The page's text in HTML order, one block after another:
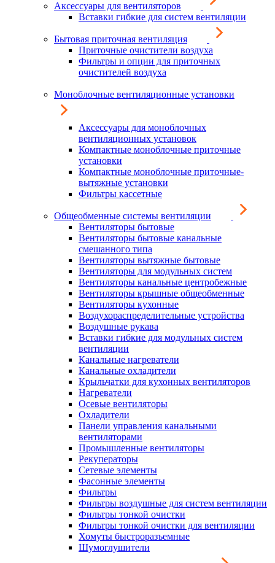
Аксессуары для вентиляторов
Вставки гибкие для систем вентиляции
Бытовая приточная вентиляция
Приточные очистители воздуха
Фильтры и опции для приточных
очистителей воздуха
Моноблочные вентиляционные установки
Аксессуары для моноблочных
вентиляционных установок
Компактные моноблочные приточные
установки
Компактные моноблочные приточные-
вытяжные установки
Фильтры кассетные
Общеобменные системы вентиляции
Вентиляторы бытовые
Вентиляторы бытовые канальные
смешанного типа
Вентиляторы вытяжные бытовые
Вентиляторы для модульных систем
Вентиляторы канальные центробежные
Вентиляторы крышные общеобменные
Вентиляторы кухонные
Воздухораспределительные устройства
Воздушные рукава
Вставки гибкие для модульных систем
вентиляции
Канальные нагреватели
Канальные охладители
Крыльчатки для кухонных вентиляторов
Нагреватели
Осевые вентиляторы
Охладители
Панели управления канальными
вентиляторами
Промышленные вентиляторы
Рекуператоры
Сетевые элементы
Фасонные элементы
Фильтры
Фильтры воздушные для систем вентиляции
Фильтры тонкой очистки
Фильтры тонкой очистки для вентиляции
Хомуты быстроразъемные
Шумоглушители